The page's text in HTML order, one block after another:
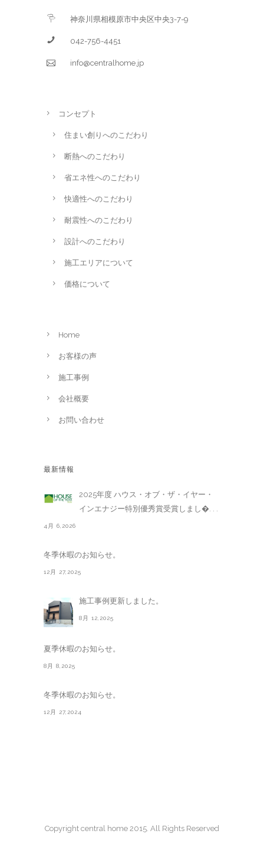
神奈川県相模原市中央区中央3-7-9
042-756-4451
info@centralhome.jp
コンセプト
住まい創りへのこだわり
断熱へのこだわり
省エネ性へのこだわり
快適性へのこだわり
耐震性へのこだわり
設計へのこだわり
施工エリアについて
価格について
Home
お客様の声
施工事例
会社概要
お問い合わせ
最新情報
2025年度 ハウス・オブ・ザ・イヤー・
インエナジー特別優秀賞受賞しまし�. . .
4月 6,2026
冬季休暇のお知らせ。
12月 27,2025
施工事例更新しました。
8月 12,2025
夏季休暇のお知らせ。
8月 8,2025
冬季休暇のお知らせ。
12月 27,2024
Copyright central home 2015. All Rights Reserved